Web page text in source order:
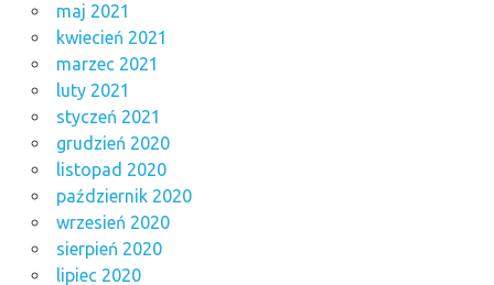
maj 2021
kwiecień 2021
marzec 2021
luty 2021
styczeń 2021
grudzień 2020
listopad 2020
październik 2020
wrzesień 2020
sierpień 2020
lipiec 2020